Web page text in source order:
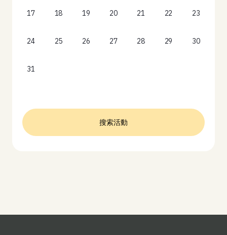
17 18 19 20 21 22 23
24 25 26 27 28 29 30
31
搜索活動